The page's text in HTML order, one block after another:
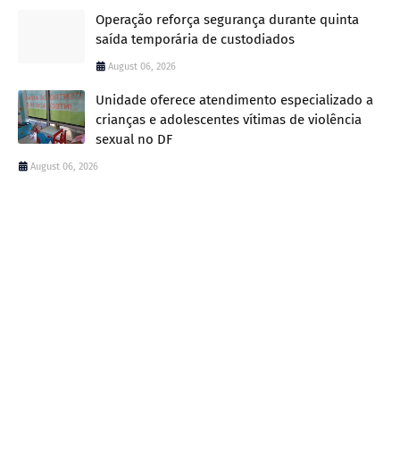
Operação reforça segurança durante quinta
saída temporária de custodiados
August 06, 2026
Unidade oferece atendimento especializado a
crianças e adolescentes vítimas de violência
sexual no DF
August 06, 2026